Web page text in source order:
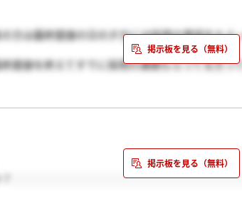
方は最終面接の日の夕方には採用の電話をもら
終面接を終えてすでに採用の連絡もらってる方っ
ます(＞ ＜)